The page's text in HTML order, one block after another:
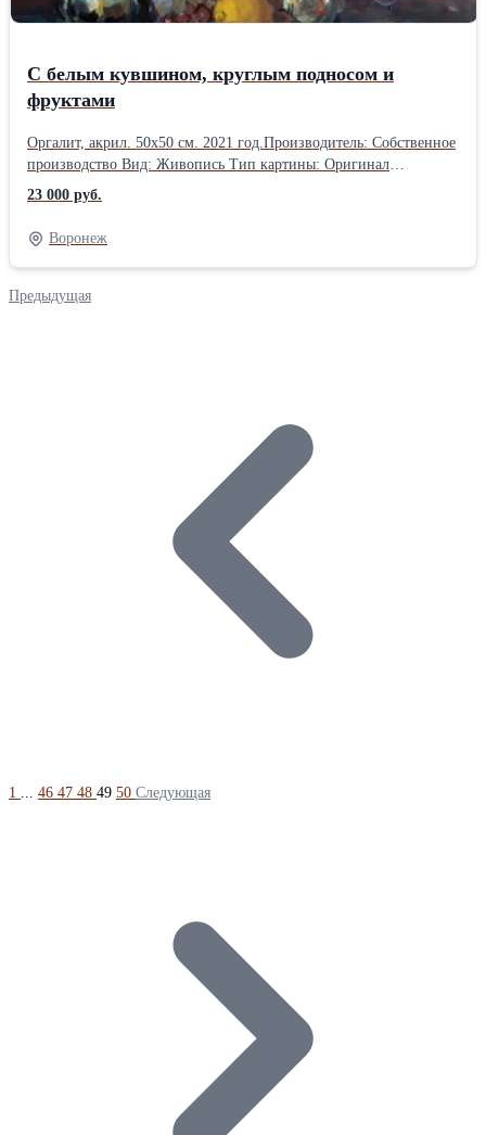
С белым кувшином, круглым подносом и
фруктами
Оргалит, акрил. 50х50 см. 2021 год.Производитель: Собственное
производство Вид: Живопись Тип картины: Оригинал
Ориентация: Квадрат Оформление: Без рамы
23 000 руб.
Воронеж
Предыдущая
1 ... 46 47 48 49 50 Следующая